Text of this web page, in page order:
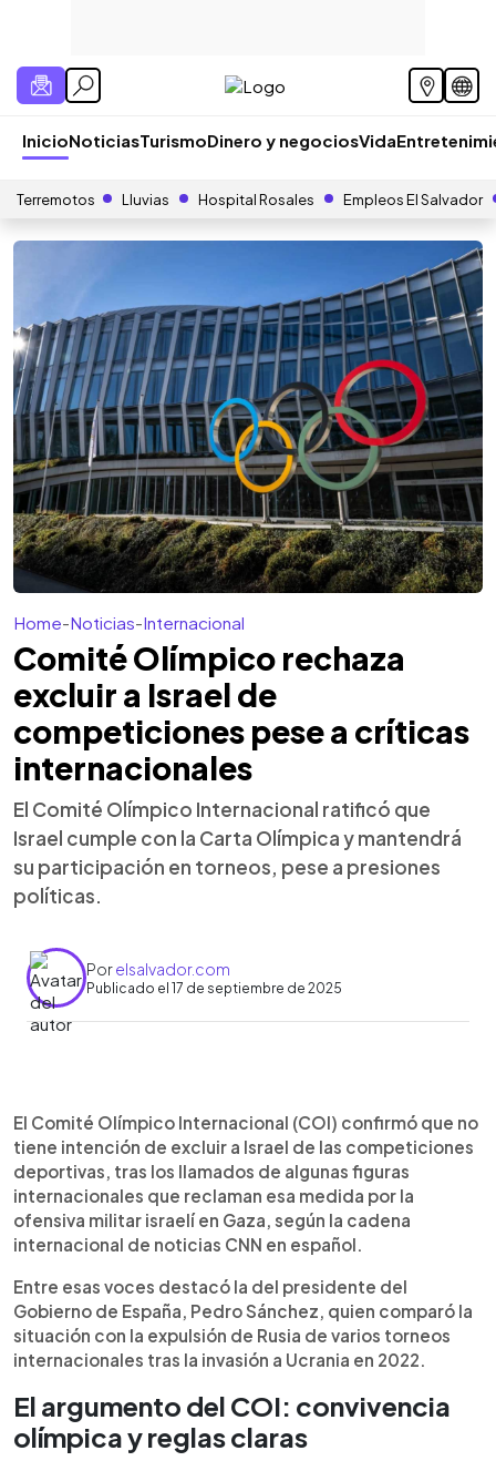
InicioNoticiasTurismoDinero y negociosVida
Terremotos Lluvias Hospital Rosales Empleos El Salvador
Home-Noticias-Internacional
Comité Olímpico rechaza
excluir a Israel de
competiciones pese a críticas
internacionales
El Comité Olímpico Internacional ratificó que
Israel cumple con la Carta Olímpica y mantendrá
su participación en torneos, pese a presiones
políticas.
Porelsalvador.com
Publicado el 17 de septiembre de 2025
► Escuchar artículo
El Comité Olímpico Internacional rechazó los
pedidos para expulsar a Israel de las
competiciones, lo que asegura la continuidad de
sus equipos en el fútbol europeo. Mientras Pedro
Sánchez, presidente del Gobierno español, pidió
su exclusión comparando el caso con Rusia,
clubes como Maccabi Tel Aviv jugarán la Europa
League y otros como Maccabi Haifa y Beitar
Jerusalén participaron en la Conference League.
La selección israelí también disputa las
eliminatorias para el Mundial 2026, de las que
política, las federaciones mantienen a Israel en
competiciones, garantizando su presencia en
torneos de la UEFA.
El Comité Olímpico Internacional (COI) confirmó que no
tiene intención de excluir a Israel de las competiciones
deportivas, tras los llamados de algunas figuras
internacionales que reclaman esa medida por la
ofensiva militar israelí en Gaza, según la cadena
internacional de noticias CNN en español.
Entre esas voces destacó la del presidente del
Gobierno de España, Pedro Sánchez, quien comparó la
situación con la expulsión de Rusia de varios torneos
internacionales tras la invasión a Ucrania en 2022.
El argumento del COI: convivencia
olímpica y reglas claras